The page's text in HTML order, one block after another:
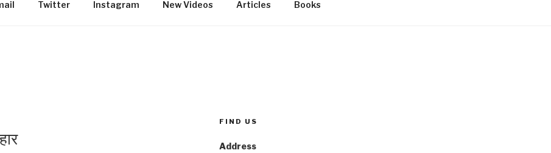
Twitter Instagram New Videos Articles Books
FIND US
Address